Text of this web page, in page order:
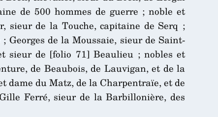
de 500 hommes de guerre ; noble et
sieur de la Touche, capitaine de Serq ;
de la Moussaie, sieur de Saint-
sieur de [folio 71] Beaulieu ; nobles et
de Beaubois, de Lauvigan, et de la
dame du Matz, de la Charpentraïe, et de
Ferré, sieur de la Barbillonière, des